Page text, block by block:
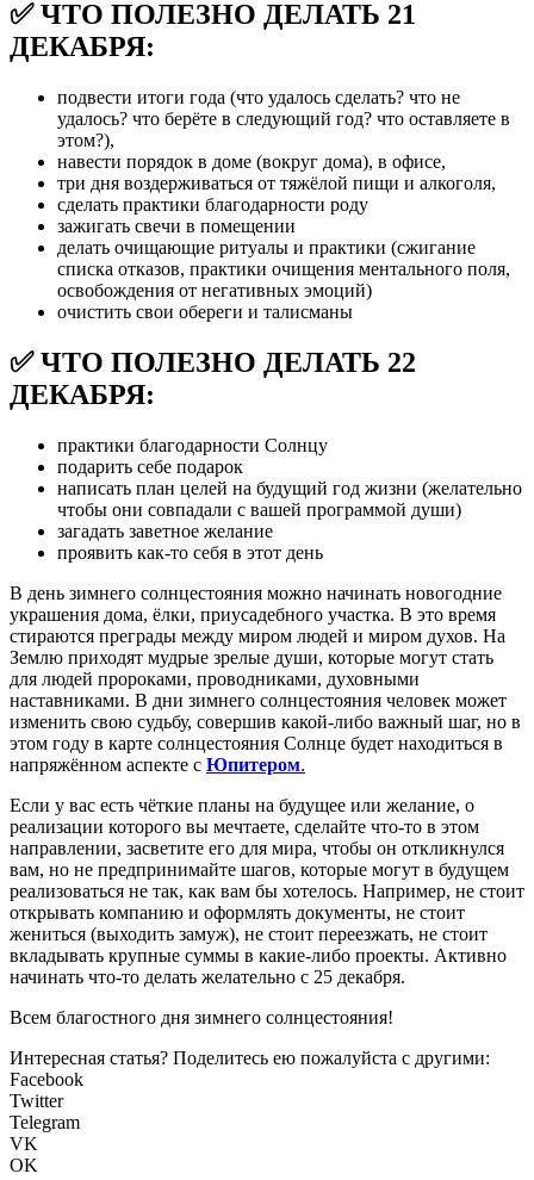
✅ ЧТО ПОЛЕЗНО ДЕЛАТЬ 21
ДЕКАБРЯ:
подвести итоги года (что удалось сделать? что не
удалось? что берёте в следующий год? что оставляете в
этом?),
навести порядок в доме (вокруг дома), в офисе,
три дня воздерживаться от тяжёлой пищи и алкоголя,
сделать практики благодарности роду
зажигать свечи в помещении
делать очищающие ритуалы и практики (сжигание
списка отказов, практики очищения ментального поля,
освобождения от негативных эмоций)
очистить свои обереги и талисманы
✅ ЧТО ПОЛЕЗНО ДЕЛАТЬ 22
ДЕКАБРЯ:
практики благодарности Солнцу
подарить себе подарок
написать план целей на будущий год жизни (желательно
чтобы они совпадали с вашей программой души)
загадать заветное желание
проявить как-то себя в этот день
В день зимнего солнцестояния можно начинать новогодние
украшения дома, ёлки, приусадебного участка. В это время
стираются преграды между миром людей и миром духов. На
Землю приходят мудрые зрелые души, которые могут стать
для людей пророками, проводниками, духовными
наставниками. В дни зимнего солнцестояния человек может
изменить свою судьбу, совершив какой-либо важный шаг, но в
этом году в карте солнцестояния Солнце будет находиться в
напряжённом аспекте с Юпитером.
Если у вас есть чёткие планы на будущее или желание, о
реализации которого вы мечтаете, сделайте что-то в этом
направлении, засветите его для мира, чтобы он откликнулся
вам, но не предпринимайте шагов, которые могут в будущем
реализоваться не так, как вам бы хотелось. Например, не стоит
открывать компанию и оформлять документы, не стоит
жениться (выходить замуж), не стоит переезжать, не стоит
вкладывать крупные суммы в какие-либо проекты. Активно
начинать что-то делать желательно с 25 декабря.
Всем благостного дня зимнего солнцестояния!
Интересная статья? Поделитесь ею пожалуйста с другими:
Facebook
Twitter
Telegram
VK
OK